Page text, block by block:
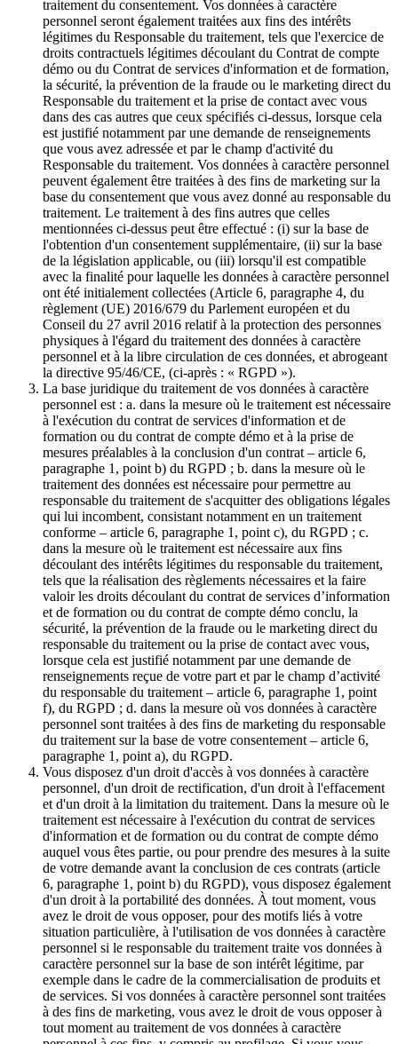
traitement du consentement. Vos données à caractère
personnel seront également traitées aux fins des intérêts
légitimes du Responsable du traitement, tels que l'exercice de
droits contractuels légitimes découlant du Contrat de compte
démo ou du Contrat de services d'information et de formation,
la sécurité, la prévention de la fraude ou le marketing direct du
Responsable du traitement et la prise de contact avec vous
dans des cas autres que ceux spécifiés ci-dessus, lorsque cela
est justifié notamment par une demande de renseignements
que vous avez adressée et par le champ d'activité du
Responsable du traitement. Vos données à caractère personnel
peuvent également être traitées à des fins de marketing sur la
base du consentement que vous avez donné au responsable du
traitement. Le traitement à des fins autres que celles
mentionnées ci-dessus peut être effectué : (i) sur la base de
l'obtention d'un consentement supplémentaire, (ii) sur la base
de la législation applicable, ou (iii) lorsqu'il est compatible
avec la finalité pour laquelle les données à caractère personnel
ont été initialement collectées (Article 6, paragraphe 4, du
règlement (UE) 2016/679 du Parlement européen et du
Conseil du 27 avril 2016 relatif à la protection des personnes
physiques à l'égard du traitement des données à caractère
personnel et à la libre circulation de ces données, et abrogeant
la directive 95/46/CE, (ci-après : « RGPD »).
La base juridique du traitement de vos données à caractère
personnel est : a. dans la mesure où le traitement est nécessaire
à l'exécution du contrat de services d'information et de
formation ou du contrat de compte démo et à la prise de
mesures préalables à la conclusion d'un contrat – article 6,
paragraphe 1, point b) du RGPD ; b. dans la mesure où le
traitement des données est nécessaire pour permettre au
responsable du traitement de s'acquitter des obligations légales
qui lui incombent, consistant notamment en un traitement
conforme – article 6, paragraphe 1, point c), du RGPD ; c.
dans la mesure où le traitement est nécessaire aux fins
découlant des intérêts légitimes du responsable du traitement,
tels que la réalisation des règlements nécessaires et la faire
valoir les droits découlant du contrat de services d’information
et de formation ou du contrat de compte démo conclu, la
sécurité, la prévention de la fraude ou le marketing direct du
responsable du traitement ou la prise de contact avec vous,
lorsque cela est justifié notamment par une demande de
renseignements reçue de votre part et par le champ d’activité
du responsable du traitement – article 6, paragraphe 1, point
f), du RGPD ; d. dans la mesure où vos données à caractère
personnel sont traitées à des fins de marketing du responsable
du traitement sur la base de votre consentement – article 6,
paragraphe 1, point a), du RGPD.
Vous disposez d'un droit d'accès à vos données à caractère
personnel, d'un droit de rectification, d'un droit à l'effacement
et d'un droit à la limitation du traitement. Dans la mesure où le
traitement est nécessaire à l'exécution du contrat de services
d'information et de formation ou du contrat de compte démo
auquel vous êtes partie, ou pour prendre des mesures à la suite
de votre demande avant la conclusion de ces contrats (article
6, paragraphe 1, point b) du RGPD), vous disposez également
d'un droit à la portabilité des données. À tout moment, vous
avez le droit de vous opposer, pour des motifs liés à votre
situation particulière, à l'utilisation de vos données à caractère
personnel si le responsable du traitement traite vos données à
caractère personnel sur la base de son intérêt légitime, par
exemple dans le cadre de la commercialisation de produits et
de services. Si vos données à caractère personnel sont traitées
à des fins de marketing, vous avez le droit de vous opposer à
tout moment au traitement de vos données à caractère